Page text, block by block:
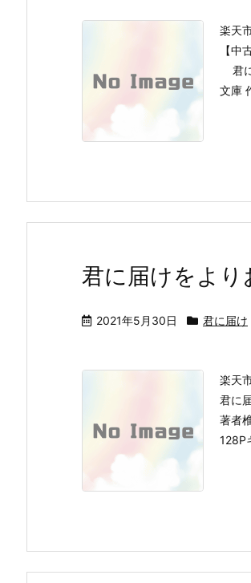
楽天
【
君
文庫
君に届けをより
2021年5月30日 君に届け
楽天
君に
著者
128P